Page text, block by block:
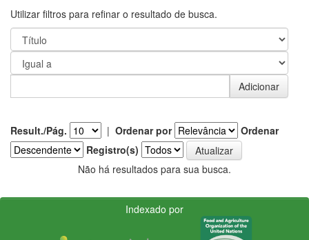
Utilizar filtros para refinar o resultado de busca.
Result./Pág. | Ordenar por
Ordenar
Registro(s)
Não há resultados para sua busca.
Indexado por